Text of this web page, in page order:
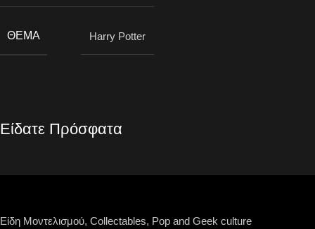
ΘΈΜΑ Harry Potter
Είδατε Πρόσφατα
Είδη Μοντελισμού, Collectables, Pop and Geek culture